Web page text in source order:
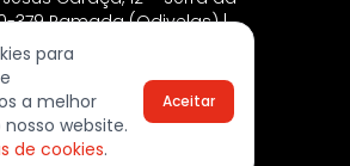
para
a melhor
website.
de cookies.
Aceitar
379 Ramada (Odivelas) |
reservados